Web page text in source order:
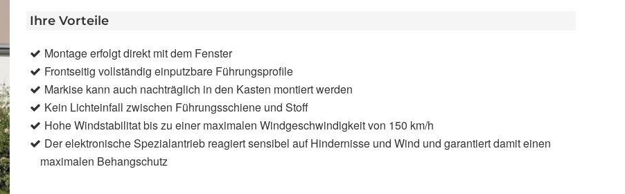
Ihre Vorteile
Montage erfolgt direkt mit dem Fenster
Frontseitig vollständig einputzbare Führungsprofile
Markise kann auch nachträglich in den Kasten montiert werden
Kein Lichteinfall zwischen Führungsschiene und Stoff
Hohe Windstabilitat bis zu einer maximalen Windgeschwindigkeit von 150 km/h
Der elektronische Spezialantrieb reagiert sensibel auf Hindernisse und Wind und garantiert damit einen
maximalen Behangschutz